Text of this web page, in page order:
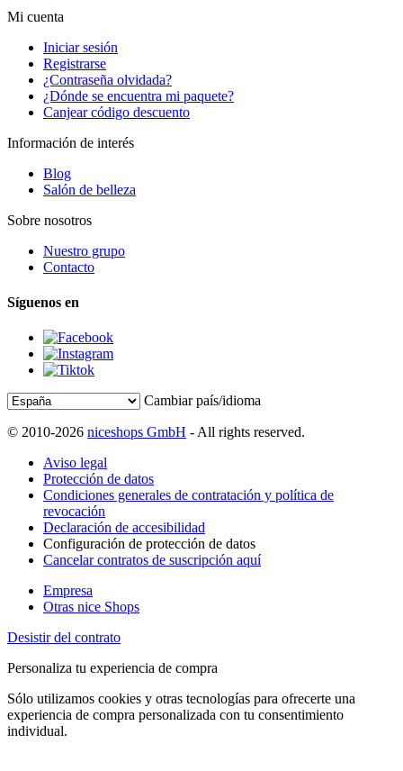
Mi cuenta
Iniciar sesión
Registrarse
¿Contraseña olvidada?
¿Dónde se encuentra mi paquete?
Canjear código descuento
Información de interés
Blog
Salón de belleza
Sobre nosotros
Nuestro grupo
Contacto
Síguenos en
Cambiar país/idioma
© 2010-2026 niceshops GmbH - All rights reserved.
Aviso legal
Protección de datos
Condiciones generales de contratación y política de
revocación
Declaración de accesibilidad
Configuración de protección de datos
Cancelar contratos de suscripción aquí
Empresa
Otras nice Shops
Desistir del contrato
Personaliza tu experiencia de compra
Sólo utilizamos cookies y otras tecnologías para ofrecerte una
experiencia de compra personalizada con tu consentimiento
individual.